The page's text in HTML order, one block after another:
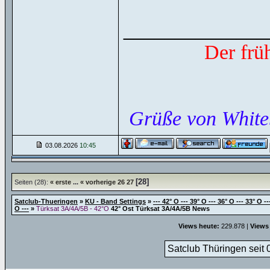
Der
Grüße von
03.08.2026 10:45
Seiten (28): « erste ... « vorherige 26 27 [28]
Satclub-Thueringen » KU - Band Settings » --- 42° O --- 39° O --- 36° O --- 33° O
O --- » Türksat 3A/4A/5B - 42°O 42° Ost Türksat 3A/4A/5B News
Views heute: 229.878 |
Satclub Thüringen seit